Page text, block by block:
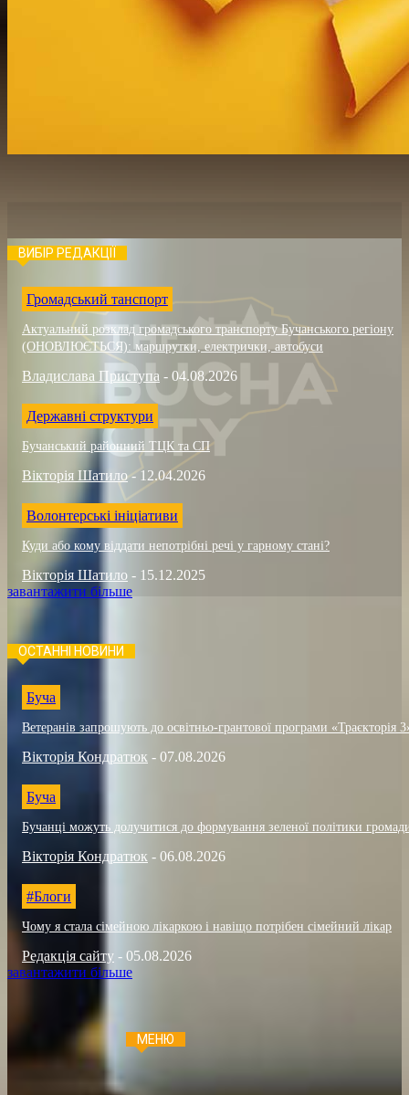
ВИБІР РЕДАКЦІЇ
Громадський танспорт
Актуальний розклад громадського транспорту Бучанського регіону
(ОНОВЛЮЄТЬСЯ): маршрутки, електрички, автобуси
Владислава Приступа - 04.08.2026
Державні структури
Бучанський районний ТЦК та СП
Вікторія Шатило - 12.04.2026
Волонтерські ініціативи
Куди або кому віддати непотрібні речі у гарному стані?
Вікторія Шатило - 15.12.2025
завантажити більше
ОСТАННІ НОВИНИ
Буча
Ветеранів запрошують до освітньо-грантової програми «Траєкторія
Вікторія Кондратюк - 07.08.2026
Буча
Бучанці можуть долучитися до формування зеленої політики
Вікторія Кондратюк - 06.08.2026
#Блоги
Чому я стала сімейною лікаркою і навіщо потрібен сімейний лікар
Редакція сайту - 05.08.2026
завантажити більше
МЕНЮ